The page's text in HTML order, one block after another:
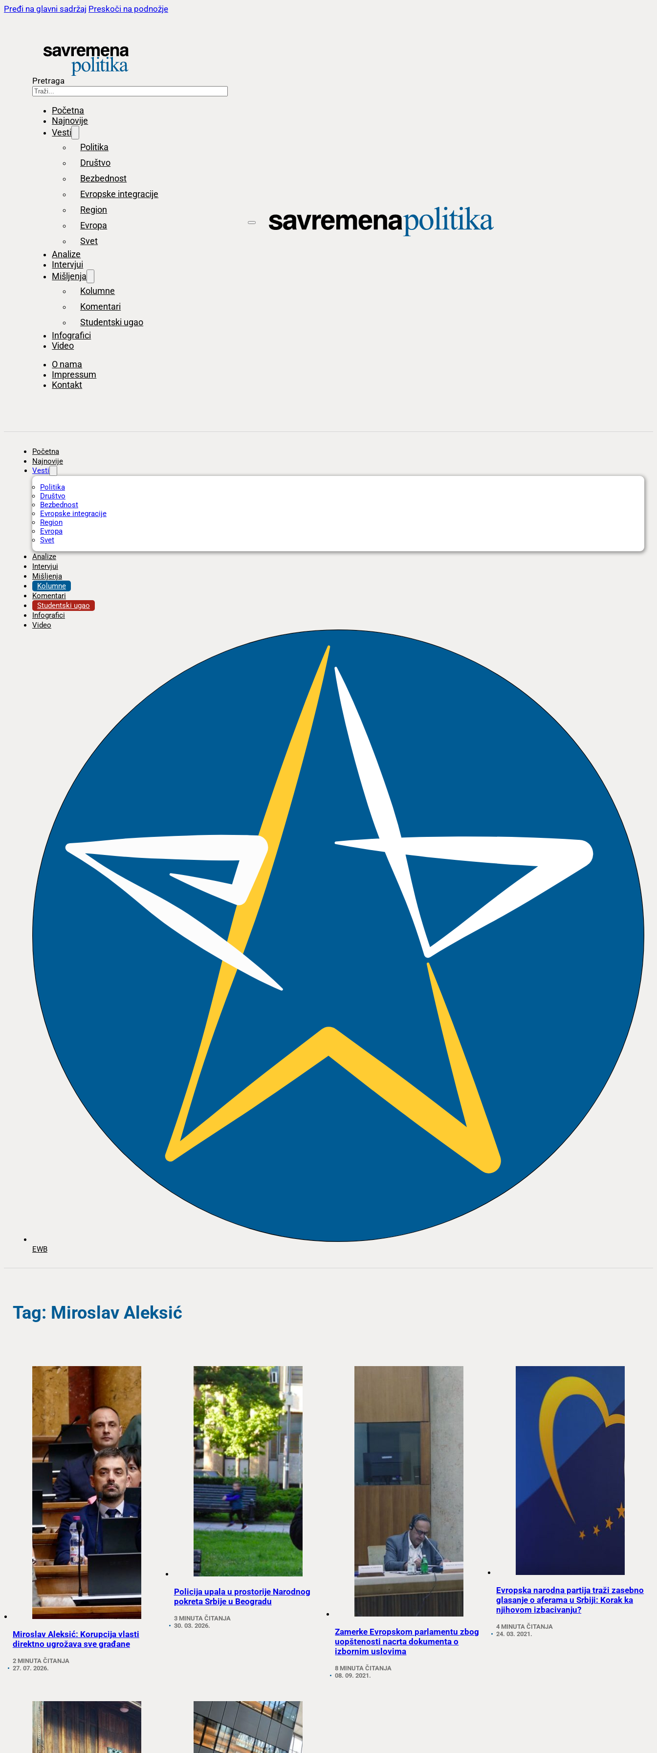
Pređi na glavni sadržaj Preskoči na podnožje
Pretraga
Početna
Najnovije
Vesti
Politika
Društvo
Bezbednost
Evropske integracije
Region
Evropa
Svet
Analize
Intervjui
Mišljenja
Kolumne
Komentari
Studentski ugao
Infografici
Video
O nama
Impressum
Kontakt
Početna
Najnovije
Vesti
Politika
Društvo
Bezbednost
Evropske integracije
Region
Evropa
Svet
Analize
Intervjui
Mišljenja
Kolumne
Komentari
Studentski ugao
Infografici
Video
EWB
Tag: Miroslav Aleksić
Miroslav Aleksić: Korupcija vlasti
direktno ugrožava sve građane
2 MINUTA ČITANJA
27. 07. 2026.
Policija upala u prostorije Narodnog
pokreta Srbije u Beogradu
3 MINUTA ČITANJA
30. 03. 2026.
Zamerke Evropskom parlamentu zbog
uopštenosti nacrta dokumenta o
izbornim uslovima
8 MINUTA ČITANJA
08. 09. 2021.
Evropska narodna partija traži zasebno
glasanje o aferama u Srbiji: Korak ka
njihovom izbacivanju?
4 MINUTA ČITANJA
24. 03. 2021.